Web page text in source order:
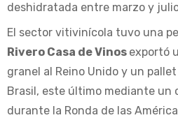
deshidratada entre marzo y
El sector vitivinícola tuvo una
Rivero Casa de Vinos exportó
granel al Reino Unido y un
Brasil, este último mediante un
durante la Ronda de las